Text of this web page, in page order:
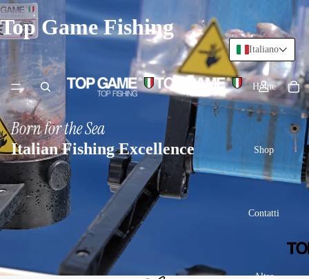
Top Game Fishing
Home
Shop
Contatti
Altro
Born for the Sea
Italian Fishing Excellence
Italiano